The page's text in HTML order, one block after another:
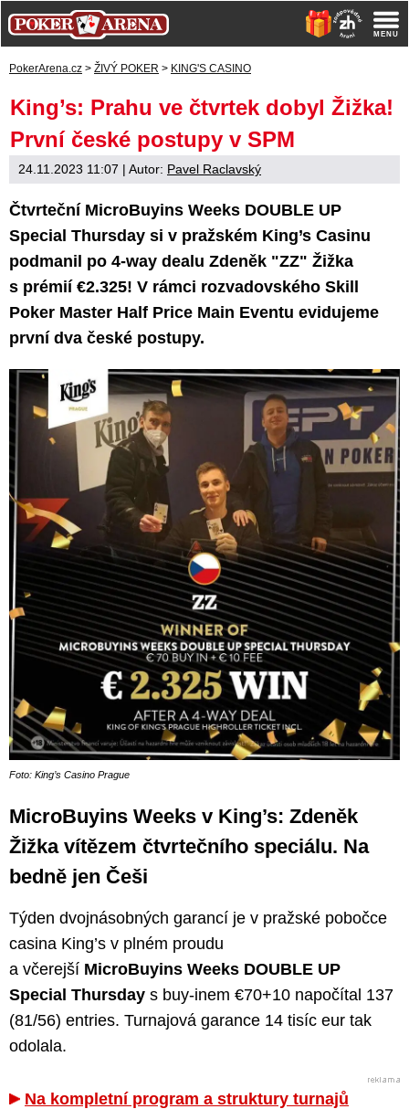
PokerArena.cz > ŽIVÝ POKER > KING'S CASINO
King’s: Prahu ve čtvrtek dobyl Žižka!
První české postupy v SPM
24.11.2023 11:07 | Autor: Pavel Raclavský
Čtvrteční MicroBuyins Weeks DOUBLE UP
Special Thursday si v pražském King’s Casinu
podmanil po 4-way dealu Zdeněk "ZZ" Žižka
s prémií €2.325! V rámci rozvadovského Skill
Poker Master Half Price Main Eventu evidujeme
první dva české postupy.
Foto: King’s Casino Prague
MicroBuyins Weeks v King’s: Zdeněk
Žižka vítězem čtvrtečního speciálu. Na
bedně jen Češi
Týden dvojnásobných garancí je v pražské pobočce
casina King’s v plném proudu
a včerejší MicroBuyins Weeks DOUBLE UP
Special Thursday s buy-inem €70+10 napočítal 137
(81/56) entries. Turnajová garance 14 tisíc eur tak
odolala.
Na kompletní program a struktury turnajů